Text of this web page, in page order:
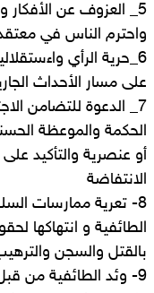
5_ العزوف عن الأفكار
واحترم الناس في
6_حرية الرأي
على مسار الأحداث
7_ الدعوة للتضامن
الحكمة والموعظة
أو عنصرية والتأكيد
الانتفاضة
8- تعرية ممارسات
الطائفية و انتهاكها
بالقتل والسجن
9- وئد الطائفية من